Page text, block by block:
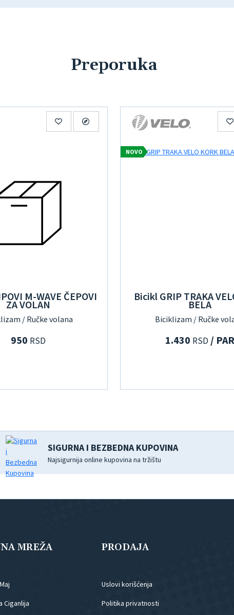
Preporuka
M-WAVE ČEPOVI
ZA VOLAN
/ Ručke volana
950 RSD
NOVO
Bicikl GRIP TRAKA
BELA
Biciklizam / Ručke
1.430 RSD/ PAR
SIGURNA I BEZBEDNA KUPOVINA
Najsigurnija online kupovina na tržištu
MREŽA
Ciganlija
PRODAJA
Uslovi korišćenja
Politika privatnosti